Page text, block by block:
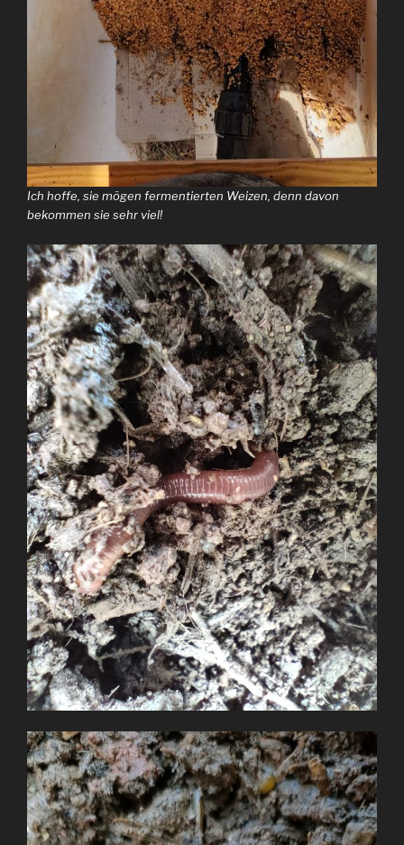
Ich hoffe, sie mögen fermentierten Weizen, denn davon
bekommen sie sehr viel!